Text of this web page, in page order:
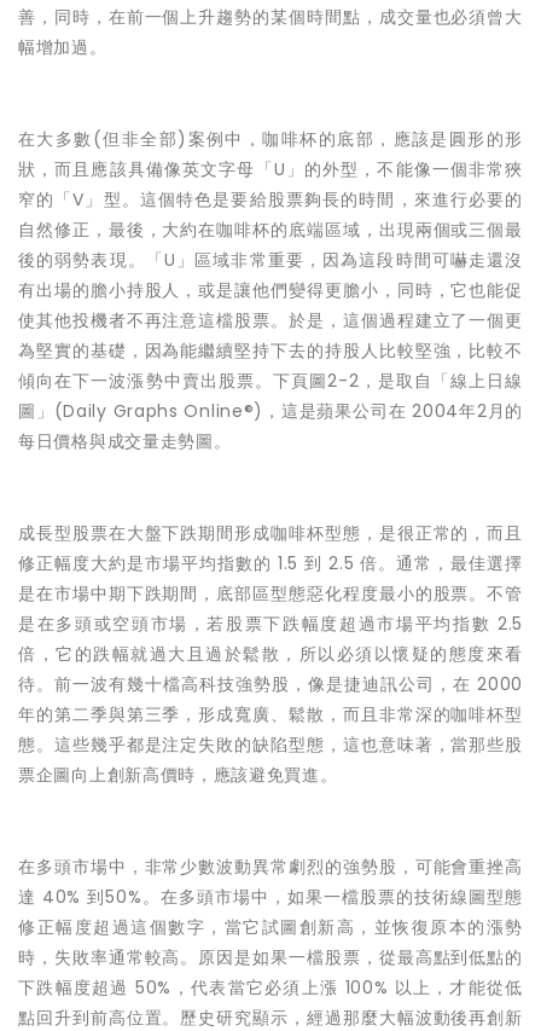
善，同時，在前一個上升趨勢的某個時間點，成交量也必須曾大
幅增加過。
在大多數(但非全部)案例中，咖啡杯的底部，應該是圓形的形
狀，而且應該具備像英文字母「U」的外型，不能像一個非常狹
窄的「V」型。這個特色是要給股票夠長的時間，來進行必要的
自然修正，最後，大約在咖啡杯的底端區域，出現兩個或三個最
後的弱勢表現。「U」區域非常重要，因為這段時間可嚇走還沒
有出場的膽小持股人，或是讓他們變得更膽小，同時，它也能促
使其他投機者不再注意這檔股票。於是，這個過程建立了一個更
為堅實的基礎，因為能繼續堅持下去的持股人比較堅強，比較不
傾向在下一波漲勢中賣出股票。下頁圖2-2，是取自「線上日線
圖」(Daily Graphs Online®)，這是蘋果公司在 2004年2月的
每日價格與成交量走勢圖。
成長型股票在大盤下跌期間形成咖啡杯型態，是很正常的，而且
修正幅度大約是市場平均指數的 1.5 到 2.5 倍。通常，最佳選擇
是在市場中期下跌期間，底部區型態惡化程度最小的股票。不管
是在多頭或空頭市場，若股票下跌幅度超過市場平均指數 2.5
倍，它的跌幅就過大且過於鬆散，所以必須以懷疑的態度來看
待。前一波有幾十檔高科技強勢股，像是捷迪訊公司，在 2000
年的第二季與第三季，形成寬廣、鬆散，而且非常深的咖啡杯型
態。這些幾乎都是注定失敗的缺陷型態，這也意味著，當那些股
票企圖向上創新高價時，應該避免買進。
在多頭市場中，非常少數波動異常劇烈的強勢股，可能會重挫高
達 40% 到50%。在多頭市場中，如果一檔股票的技術線圖型態
修正幅度超過這個數字，當它試圖創新高，並恢復原本的漲勢
時，失敗率通常較高。原因是如果一檔股票，從最高點到低點的
下跌幅度超過 50%，代表當它必須上漲 100% 以上，才能從低
點回升到前高位置。歷史研究顯示，經過那麼大幅波動後再創新